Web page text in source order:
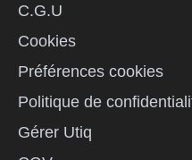
C.G.U
Cookies
Préférences cookies
Politique de
Gérer Utiq